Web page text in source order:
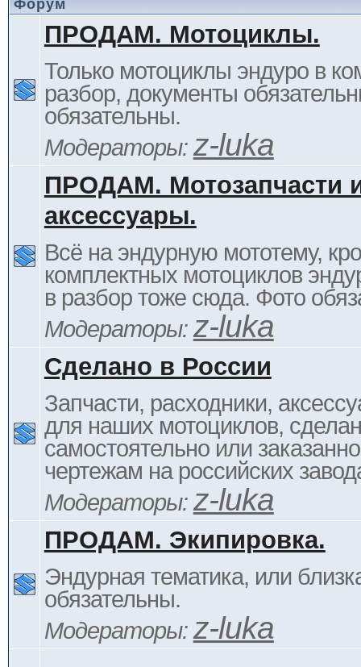
Форум
ПРОДАМ. Мотоциклы.
Только мотоциклы эндуро в
разбор, документы
обязательны.
Модераторы: z-luka
ПРОДАМ. Мотозапчасти
аксессуары.
Всё на эндурную мототему,
комплектных мотоциклов
в разбор тоже сюда. Фото
Модераторы: z-luka
Сделано в России
Запчасти, расходники,
для наших мотоциклов,
самостоятельно или
чертежам на российских
Модераторы: z-luka
ПРОДАМ. Экипировка.
Эндурная тематика, или
обязательны.
Модераторы: z-luka